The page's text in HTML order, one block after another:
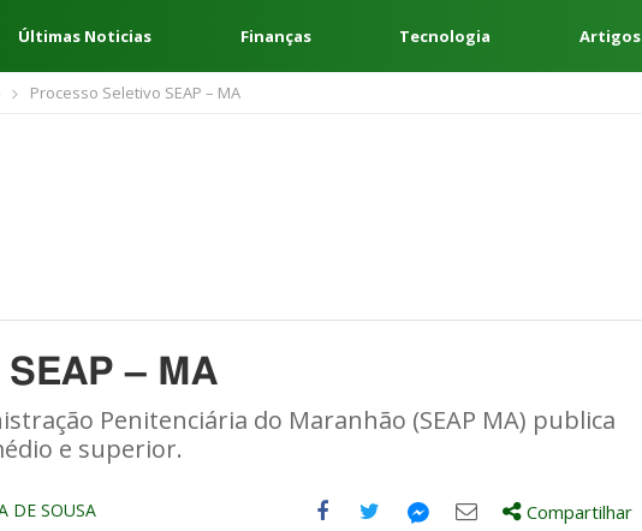
Últimas Noticias Finanças Tecnologia Artigos
Processo Seletivo SEAP – MA
– MA
Penitenciária do Maranhão (SEAP MA) publica
e superior.
DE SOUSA Compartilhar